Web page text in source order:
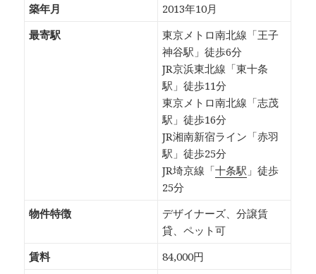
築年月
2013年10月
最寄駅
東京メトロ南北線「王子
神谷駅」徒歩6分
JR京浜東北線「東十条
駅」徒歩11分
東京メトロ南北線「志茂
駅」徒歩16分
JR湘南新宿ライン「赤羽
駅」徒歩25分
JR埼京線「十条駅 」徒歩
25分
物件特徴
デザイナーズ、分譲賃
貸、ペット可
賃料
84,000円